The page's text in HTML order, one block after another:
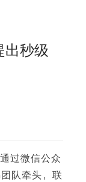
出秒级
过微信公众
队牵头，联